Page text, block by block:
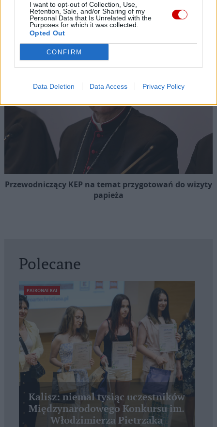
I want to opt-out of Collection, Use,
Retention, Sale, and/or Sharing of my
Personal Data that Is Unrelated with the
Purposes for which it was collected.
Opted Out
CONFIRM
Data Deletion Data Access Privacy Policy
Kard. Ryś o kardynale Macharskim
Przewodniczący KEP na temat przygotowań do wizyty
papieża
Polecane
PATRONAT KAI
Kalisz: niemal tysiąc uczestników
Międzynarodowego Konkursu im.
Włodzimierza Pietrzaka